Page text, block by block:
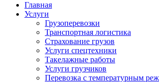
Главная
Услуги
Грузоперевозки
Транспортная логистика
Страхование грузов
Услуги спецтехники
Такелажные работы
Услуги грузчиков
Перевозка с температурным